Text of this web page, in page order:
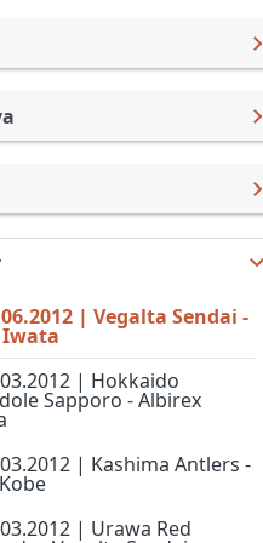
Kulüpler
Amatör
Kupası
2
Futbol Ligi
Yeni Yıl Kupası
Ligi, 1. Lig, Kadınlar
Kupa
Kupası 2026
Kupası 2025
Kupası 2024
Kupası 2023
Kupası 2022
Kupası 2021
| Vegalta Sendai -
Iwata
| Hokkaido
Sapporo - Albirex
| Kashima Antlers -
| Urawa Red